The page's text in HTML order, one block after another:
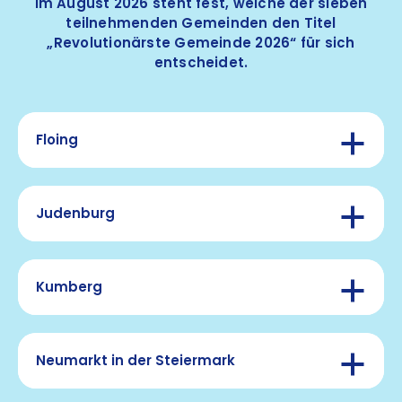
teilnehmenden Gemeinden den Titel
„Revolutionärste Gemeinde 2026“ für sich
entscheidet.
Floing
Bewegungsprogramm
Bewegter Floinger Adventkalender
Judenburg
Kumberg
Bürger:innenbeteiligung
Neumarkt in der Steiermark